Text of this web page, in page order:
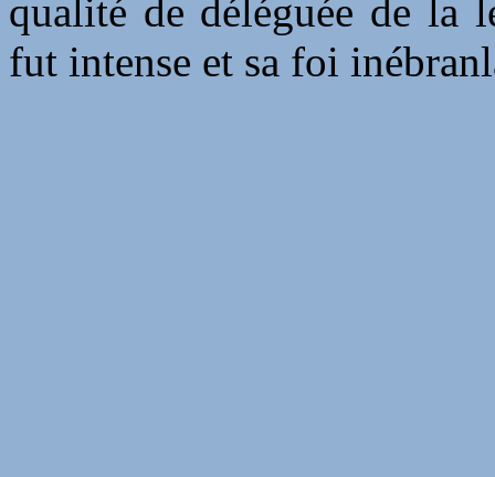
qualité de déléguée de la
fut intense et sa foi